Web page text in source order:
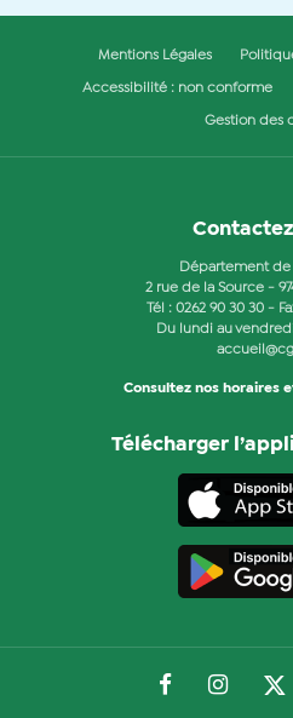
Mentions Légales
Accessibilité : non conforme
Gestion des
Département de
2 rue de la Source -
Tél : 0262 90 30 30 -
Du lundi au
Consultez nos horaires
Télécharger